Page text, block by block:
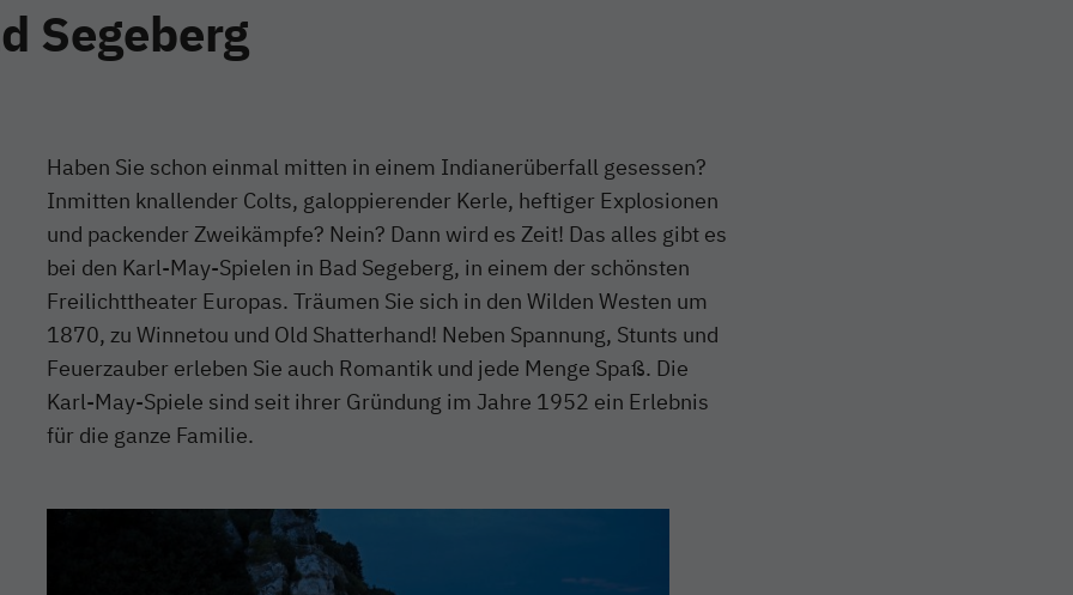
Segeberg
Haben Sie schon einmal mitten in einem Indianerüberfall gesessen?
Inmitten knallender Colts, galoppierender Kerle, heftiger Explosionen
und packender Zweikämpfe? Nein? Dann wird es Zeit! Das alles gibt es
bei den Karl-May-Spielen in Bad Segeberg, in einem der schönsten
Freilichttheater Europas. Träumen Sie sich in den Wilden Westen um
1870, zu Winnetou und Old Shatterhand! Neben Spannung, Stunts und
Feuerzauber erleben Sie auch Romantik und jede Menge Spaß. Die
Karl-May-Spiele sind seit ihrer Gründung im Jahre 1952 ein Erlebnis
für die ganze Familie.